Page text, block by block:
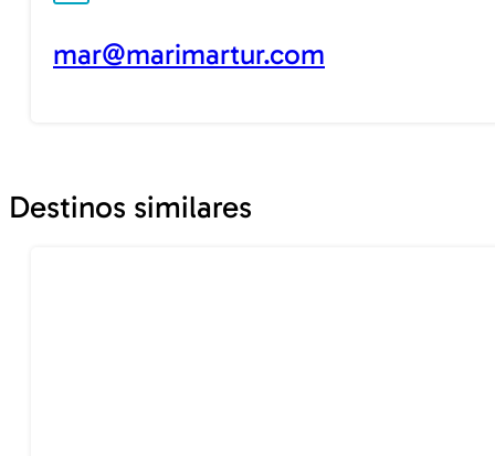
mar@marimartur.com
Destinos similares